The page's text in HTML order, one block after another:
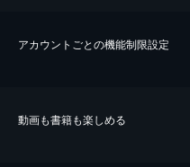
アカウントごとの機能制限設定
動画も書籍も楽しめる